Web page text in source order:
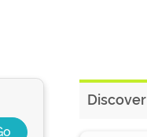
Discover